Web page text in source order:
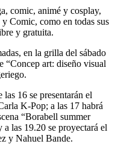
comic, animé y cosplay,
Comic, como en todas sus
y gratuita.
en la grilla del sábado
“Concep art: diseño visual
16 se presentarán el
K-Pop; a las 17 habrá
“Borabell summer
las 19.20 se proyectará el
y Nahuel Bande.